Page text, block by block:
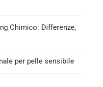
Chimico: Differenze,
per pelle sensibile